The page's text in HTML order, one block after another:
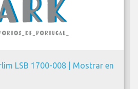
LSB 1700-008 | Mostrar en